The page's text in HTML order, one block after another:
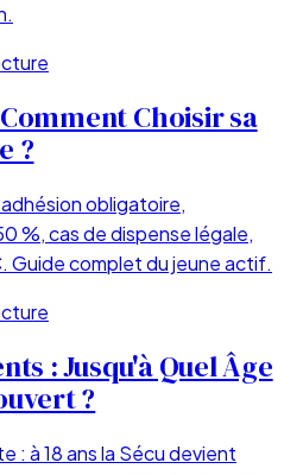
Choisir sa
?
obligatoire,
%, cas de dispense légale,
Guide complet du jeune actif.
: Jusqu'à Quel Âge
?
: à 18 ans la Sécu devient